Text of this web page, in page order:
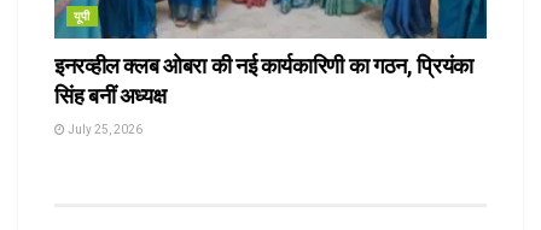
यूपी
इनरव्हील क्लब ओबरा की नई कार्यकारिणी का गठन, प्रियंका
सिंह बनीं अध्यक्ष
July 25, 2026